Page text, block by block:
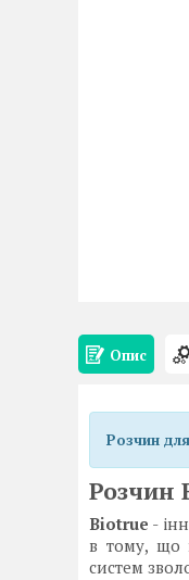
Опис
Розчин
Розчин
Biotrue -
в тому, що
систем